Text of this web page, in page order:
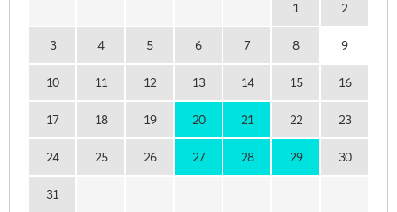
1 2
3 4 5 6 7 8 9
10 11 12 13 14 15 16
17 18 19 20 21 22 23
24 25 26 27 28 29 30
31